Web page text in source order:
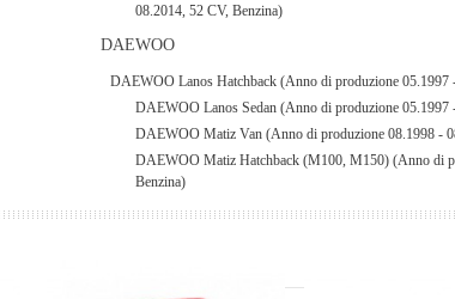
08.2014, 52 CV, Benzina)
DAEWOO
DAEWOO Lanos Hatchback (Anno di produzione 05.1997
DAEWOO Lanos Sedan (Anno di produzione 05.1997
DAEWOO Matiz Van (Anno di produzione 08.1998 -
DAEWOO Matiz Hatchback (M100, M150) (Anno di
Benzina)